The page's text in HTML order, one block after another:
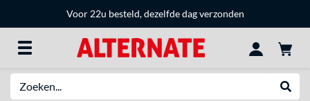
Voor 22u besteld, dezelfde dag verzonden